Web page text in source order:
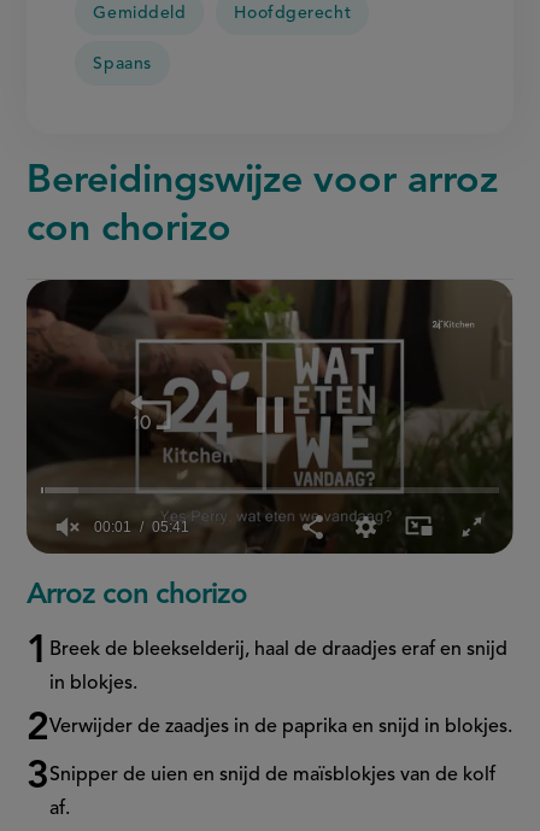
Gemiddeld Hoofdgerecht
Spaans
Bereidingswijze voor arroz
con chorizo
of
5
41
seconds
00:02 05:41
Arroz con chorizo
Breek de bleekselderij, haal de draadjes eraf en snijd
in blokjes.
Verwijder de zaadjes in de paprika en snijd in blokjes.
Snipper de uien en snijd de maïsblokjes van de kolf
af.